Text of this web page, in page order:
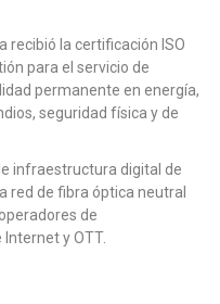
recibió la certificación ISO
para el servicio de
permanente en energía,
seguridad física y de
infraestructura digital de
red de fibra óptica neutral
de
y OTT.